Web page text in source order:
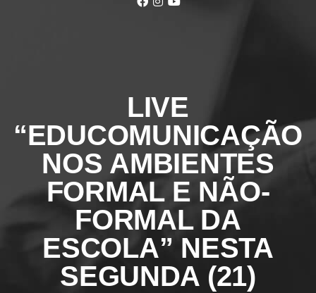
LIVE
“EDUCOMUNICAÇÃO
NOS AMBIENTES
FORMAL E NÃO-
FORMAL DA
ESCOLA” NESTA
SEGUNDA (21)